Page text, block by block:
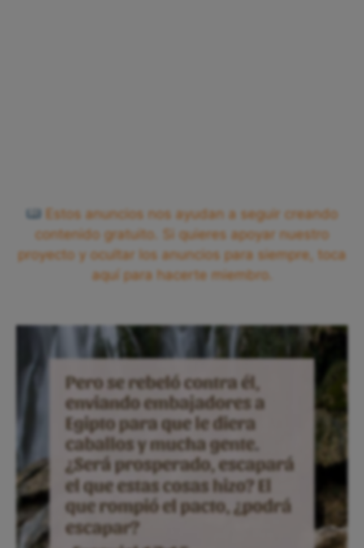
Estos anuncios nos ayudan a seguir creando
contenido gratuito. Si quieres apoyar nuestro
proyecto y ocultar los anuncios para siempre, toca
aquí para hacerte miembro.